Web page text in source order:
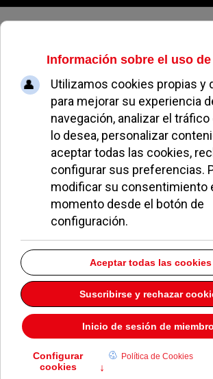
Viernes, 07 de agosto de 2026
Félix Alba
Miguel Ángel Blanco dará nombre al
Cárcavas
19 Junio 2026
El PP de Pozuelo blinda las plazas de
frente a la propuesta de 'barra libre'
de Vox
Unanimidad en Pozuelo para dedicar el
29 Diciembre 2025